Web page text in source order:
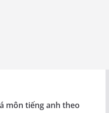
môn tiếng anh theo